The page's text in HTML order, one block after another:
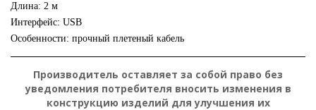
Длина: 2 м
Интерфейс: USB
Особенности: прочный плетеный кабель
Производитель оставляет за собой право без
уведомления потребителя вносить изменения в
конструкцию изделий для улучшения их